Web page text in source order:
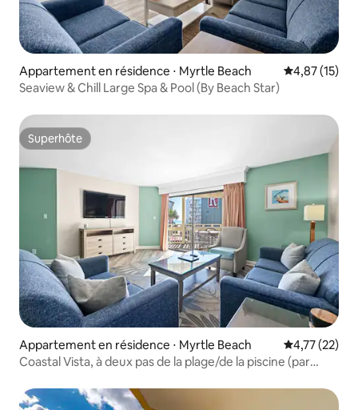
Appartement en résidence ⋅ Myrtle Beach Évaluation
4,87 (15)
Seaview & Chill Large Spa & Pool (By Beach Star)
Superhôte
Superhôte
Appartement en résidence ⋅ Myrtle Beach Évaluation
4,77 (22)
Coastal Vista, à deux pas de la plage/de la piscine (par